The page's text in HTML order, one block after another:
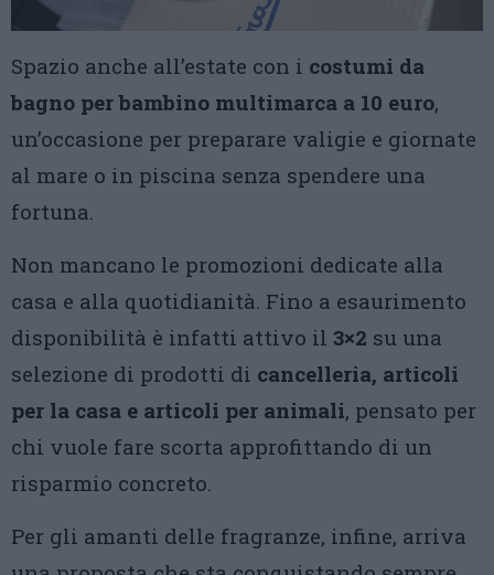
Spazio anche all’estate con i costumi da
bagno per bambino multimarca a 10 euro,
un’occasione per preparare valigie e giornate
al mare o in piscina senza spendere una
fortuna.
Non mancano le promozioni dedicate alla
casa e alla quotidianità. Fino a esaurimento
disponibilità è infatti attivo il 3×2 su una
selezione di prodotti di cancelleria, articoli
per la casa e articoli per animali, pensato per
chi vuole fare scorta approfittando di un
risparmio concreto.
Per gli amanti delle fragranze, infine, arriva